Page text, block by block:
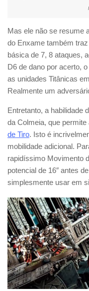
Mas ele não se resume
do Enxame também
básica de 7, 8 ataques,
D6 de dano por acerto,
as unidades Titânicas
Realmente um
Entretanto, a habilidade
da Colmeia, que
de Tiro. Isto é
mobilidade adicional.
rapidíssimo Movimento
potencial de 16″ antes
simplesmente usar em